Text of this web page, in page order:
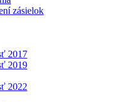
zásielok
2017
2019
2022